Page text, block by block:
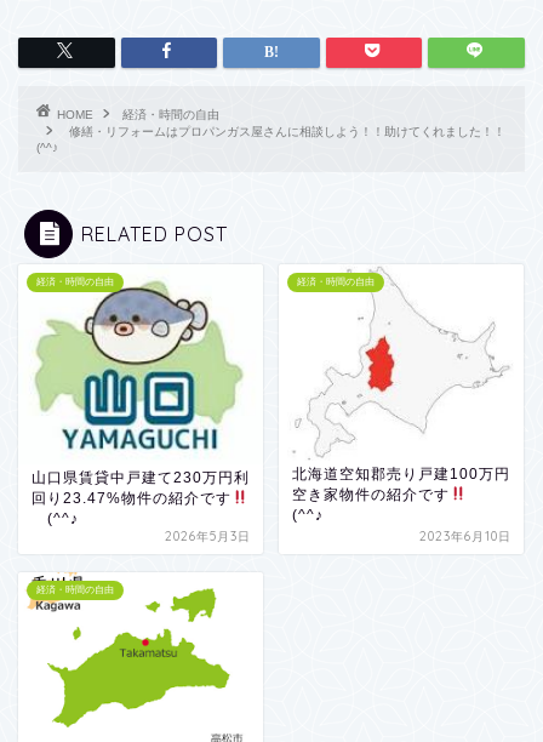
HOME
経済・時間の自由
修繕・リフォームはプロパンガス屋さんに相談しよう！！助けてくれました！！
(^^♪
RELATED POST
経済・時間の自由
山口県賃貸中戸建て230万円利
回り23.47%物件の紹介です
(^^♪
2026年5月3日
経済・時間の自由
北海道空知郡売り戸建100万円
空き家物件の紹介です
(^^♪
2023年6月10日
経済・時間の自由